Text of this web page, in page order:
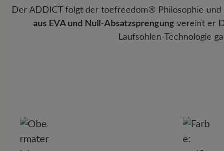
Der ADDICT folgt der toefreedom® Philosophie
aus EVA und Null-Absatzsprengung vereint er
Laufsohlen-Technologie